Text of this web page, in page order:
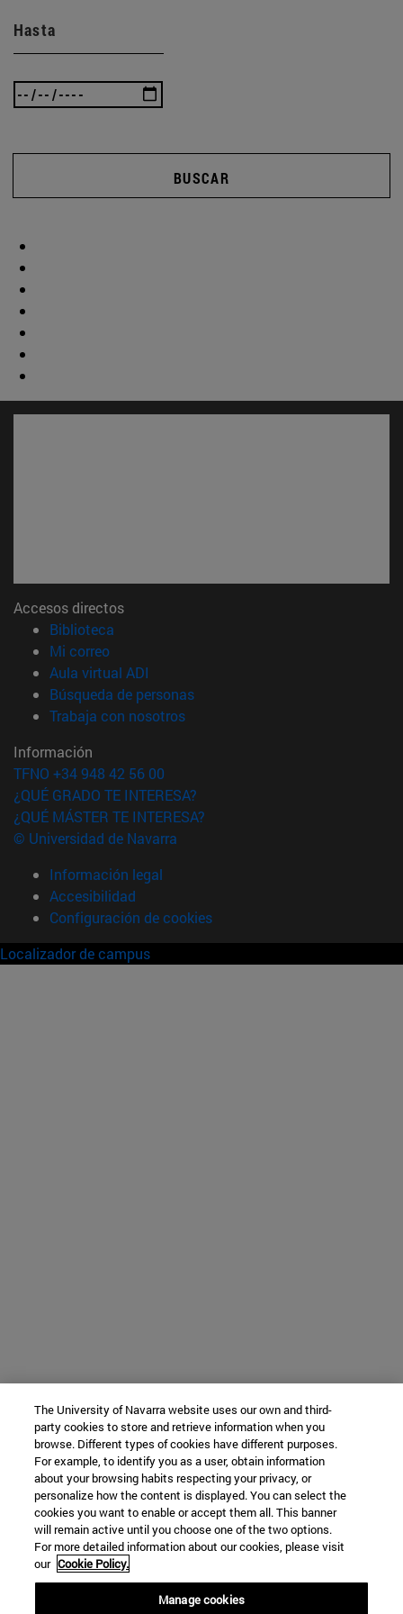
Hasta
BUSCAR
Accesos directos
Biblioteca
Mi correo(abre en nueva ventana)
Aula virtual ADI
Búsqueda de personas(abre en nueva ventana)
Trabaja con nosotros(abre en nueva ventana)
Información
TFNO +34 948 42 56 00
¿QUÉ GRADO TE INTERESA?
¿QUÉ MÁSTER TE INTERESA?
© Universidad de Navarra
Información legal
Accesibilidad
Configuración de cookies
Localizador de campus
The University of Navarra website uses our own and third-
party cookies to store and retrieve information when you
browse. Different types of cookies have different purposes.
For example, to identify you as a user, obtain information
about your browsing habits respecting your privacy, or
personalize how the content is displayed. You can select the
cookies you want to enable or accept them all. This banner
will remain active until you choose one of the two options.
For more detailed information about our cookies, please visit
our Cookie Policy.
Manage cookies